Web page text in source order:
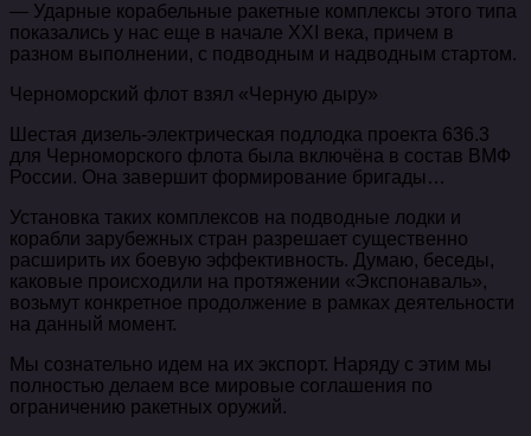
— Ударные корабельные ракетные комплексы этого типа
показались у нас еще в начале XXI века, причем в
разном выполнении, с подводным и надводным стартом.
Черноморский флот взял «Черную дыру»
Шестая дизель-электрическая подлодка проекта 636.3
для Черноморского флота была включёна в состав ВМФ
России. Она завершит формирование бригады…
Установка таких комплексов на подводные лодки и
корабли зарубежных стран разрешает существенно
расширить их боевую эффективность. Думаю, беседы,
каковые происходили на протяжении «Экспонаваль»,
возьмут конкретное продолжение в рамках деятельности
на данный момент.
Мы сознательно идем на их экспорт. Наряду с этим мы
полностью делаем все мировые соглашения по
ограничению ракетных оружий.